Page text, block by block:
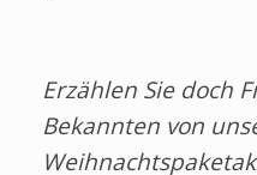
Erzählen Sie doch
Bekannten von
Weihnac